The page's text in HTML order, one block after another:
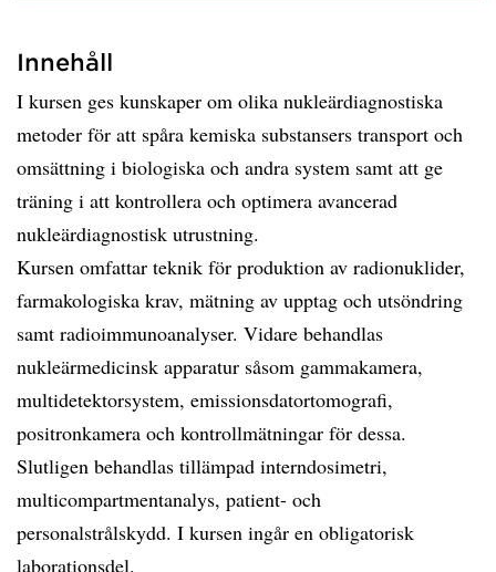
Innehåll
I kursen ges kunskaper om olika nukleärdiagnostiska
metoder för att spåra kemiska substansers transport och
omsättning i biologiska och andra system samt att ge
träning i att kontrollera och optimera avancerad
nukleärdiagnostisk utrustning.
Kursen omfattar teknik för produktion av radionuklider,
farmakologiska krav, mätning av upptag och utsöndring
samt radioimmunoanalyser. Vidare behandlas
nukleärmedicinsk apparatur såsom gammakamera,
multidetektorsystem, emissionsdatortomografi,
positronkamera och kontrollmätningar för dessa.
Slutligen behandlas tillämpad interndosimetri,
multicompartmentanalys, patient- och
personalstrålskydd. I kursen ingår en obligatorisk
laborationsdel.